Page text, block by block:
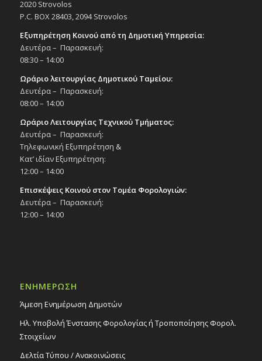
εργαστήρι δημιουργικής γραφής για
παιδιά 9-12 ετών με τη Δέσπ.
Κωνσταντίνου, 28/9/25, 11:00 π.μ., αίθ.
εκδηλώσεων Ι. Ν. Αγ. Σπυρίδωνα, Προσφ.
Οικ. Στρόβολος ΙΙ (Πολιτισμός στις
γειτονιές)
Εκκλησία Αγ. Σπυρίδωνα
ΣΕΠ
30
Φιλανθρωπικό Κονσέρτο σε συνεργασία
με τη Συμφωνική Ορχήστρα Νέων Κύπρου
«Νότες Ελπίδας», 30/9/25
Εκδηλώσεις στο Δημοτικό Θέατρο
Δημοτικό Θέατρο Στροβόλου
ΟΚΤ
2
Μάρκος Σεφερλής «Νότης – Η επιστροφή»,
18:00
Μακρυγιάννη Βρυωνίδου «Γκαλερί
Ρωγμές», 2/10/25
Πολιτιστικό Κέντρο Στροβόλου
ΟΚΤ 21:30
2020 Strovolos
P.C. BOX 28403, 2094 Strovolos
Εξυπηρέτηση Κοινού από τη Δημοτική Υπηρεσία:
Δευτέρα – Παρασκευή:
08:30 – 14:00
Ωράριο λειτουργίας Δημοτικού Ταμείου:
Δευτέρα – Παρασκευή:
08:00 – 14:00
Ωράριο Λειτουργίας Τεχνικού Τμήματος:
Δευτέρα – Παρασκευή:
Τηλεφωνική Εξυπηρέτηση &
Κατ’ ιδίαν Εξυπηρέτηση:
12:00 – 14:00
Επισκέψεις Κοινού στον Τομέα Φορολογιών:
Δευτέρα – Παρασκευή:
12:00 – 14:00
ΕΝΗΜΕΡΩΣΗ
Άμεση Ενημέρωση Δημοτών
Ηλ. Υποβολή Ένστασης Φορολογίας ή Τροποποίησης Φορολ.
Στοιχείων
Δελτία Τύπου / Ανακοινώσεις